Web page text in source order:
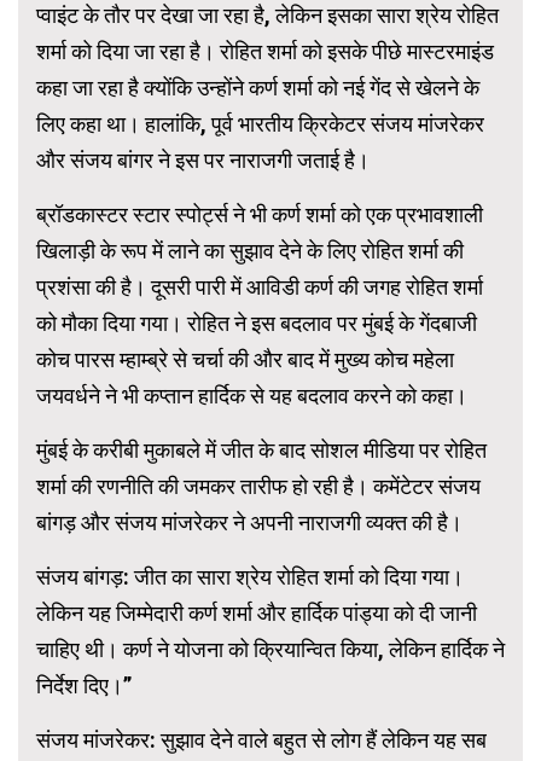
प्वाइंट के तौर पर देखा जा रहा है, लेकिन इसका सारा श्रेय रोहित
शर्मा को दिया जा रहा है। रोहित शर्मा को इसके पीछे मास्टरमाइंड
कहा जा रहा है क्योंकि उन्होंने कर्ण शर्मा को नई गेंद से खेलने के
लिए कहा था। हालांकि, पूर्व भारतीय क्रिकेटर संजय मांजरेकर
और संजय बांगर ने इस पर नाराजगी जताई है।
ब्रॉडकास्टर स्टार स्पोर्ट्स ने भी कर्ण शर्मा को एक प्रभावशाली
खिलाड़ी के रूप में लाने का सुझाव देने के लिए रोहित शर्मा की
प्रशंसा की है। दूसरी पारी में आविडी कर्ण की जगह रोहित शर्मा
को मौका दिया गया। रोहित ने इस बदलाव पर मुंबई के गेंदबाजी
कोच पारस म्हाम्ब्रे से चर्चा की और बाद में मुख्य कोच महेला
जयवर्धने ने भी कप्तान हार्दिक से यह बदलाव करने को कहा।
मुंबई के करीबी मुकाबले में जीत के बाद सोशल मीडिया पर रोहित
शर्मा की रणनीति की जमकर तारीफ हो रही है। कमेंटेटर संजय
बांगड़ और संजय मांजरेकर ने अपनी नाराजगी व्यक्त की है।
संजय बांगड़: जीत का सारा श्रेय रोहित शर्मा को दिया गया।
लेकिन यह जिम्मेदारी कर्ण शर्मा और हार्दिक पांड्या को दी जानी
चाहिए थी। कर्ण ने योजना को क्रियान्वित किया, लेकिन हार्दिक ने
निर्देश दिए।”
संजय मांजरेकर: सुझाव देने वाले बहुत से लोग हैं लेकिन यह सब